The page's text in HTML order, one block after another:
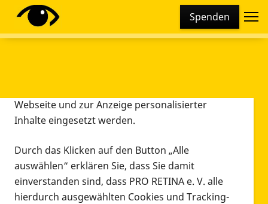
Spenden
Diese Webseite setzt verschiedene Cookies und
Tracking-Tools ein. Dies beinhaltet Cookies und
Webseite und zur Anzeige personalisierter
Inhalte eingesetzt werden.
Durch das Klicken auf den Button „Alle
auswählen“ erklären Sie, dass Sie damit
einverstanden sind, dass PRO RETINA e. V. alle
hierdurch ausgewählten Cookies und Tracking-